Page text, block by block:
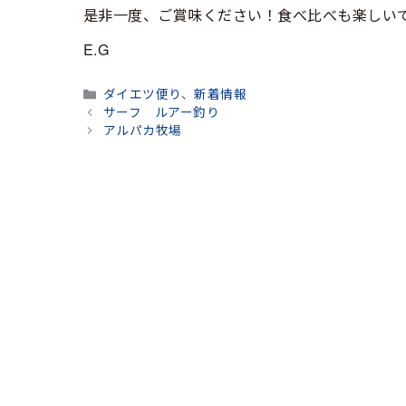
是非一度、ご賞味ください！食べ比べも楽しい
E.G
カ
テ
ゴ
ダイエツ便り 、新着情報
サーフ ルアー釣り
アルパカ牧場